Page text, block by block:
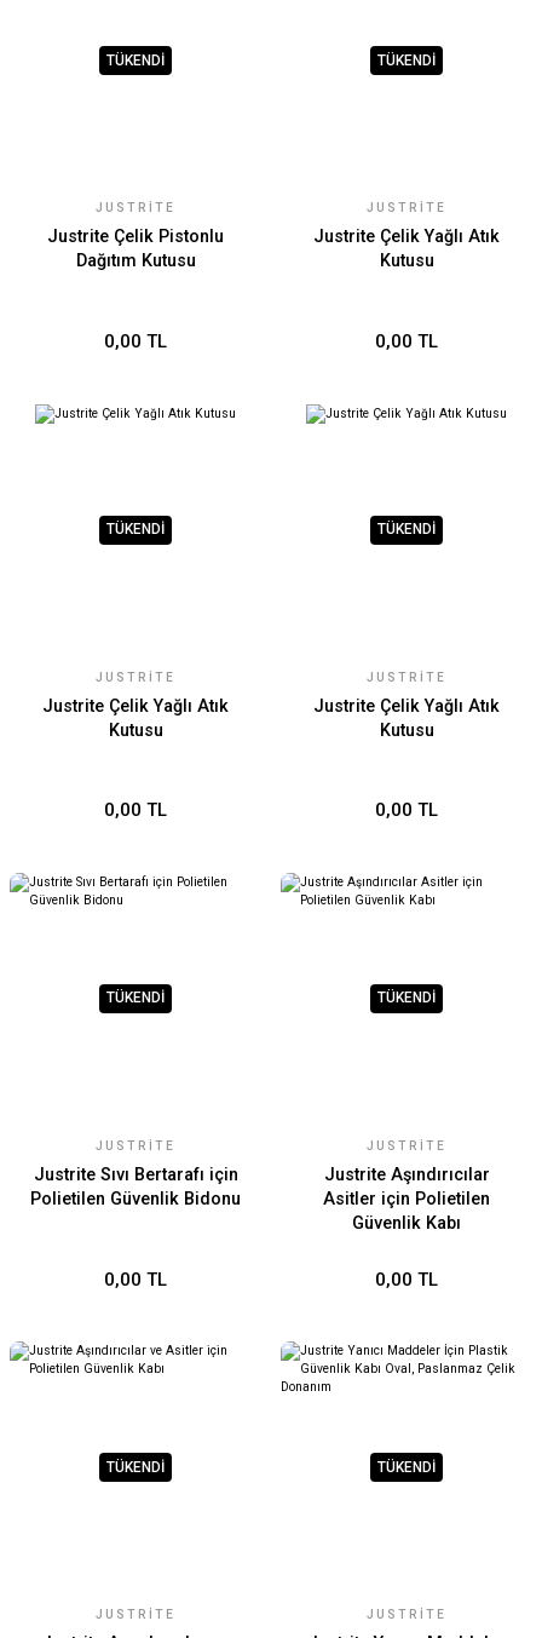
TÜKENDİ
JUSTRITE
Justrite Çelik Pistonlu
Dağıtım Kutusu
0,00 TL
TÜKENDİ
JUSTRITE
Justrite Çelik Yağlı Atık
Kutusu
0,00 TL
TÜKENDİ
JUSTRITE
Justrite Çelik Yağlı Atık
Kutusu
0,00 TL
TÜKENDİ
JUSTRITE
Justrite Çelik Yağlı Atık
Kutusu
0,00 TL
TÜKENDİ
JUSTRITE
Justrite Sıvı Bertarafı için
Polietilen Güvenlik Bidonu
0,00 TL
TÜKENDİ
JUSTRITE
Justrite Aşındırıcılar
Asitler için Polietilen
Güvenlik Kabı
0,00 TL
TÜKENDİ
JUSTRITE
TÜKENDİ
JUSTRITE